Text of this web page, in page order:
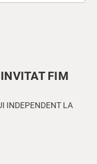
FIM
INDEPENDENT LA